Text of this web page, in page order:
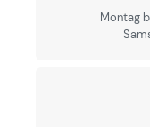
Montag